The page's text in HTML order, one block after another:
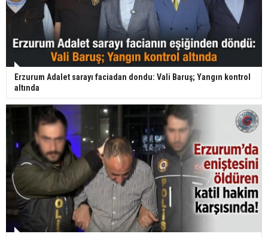
Erzurum Adalet sarayı faciadan dondu: Vali Baruş; Yangın kontrol
altında